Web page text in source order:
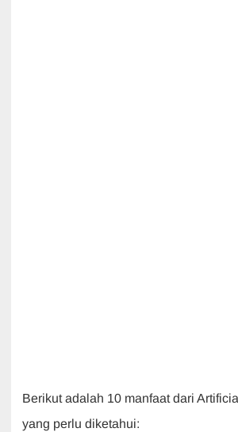
Berikut adalah 10 manfaat dari
yang perlu diketahui: